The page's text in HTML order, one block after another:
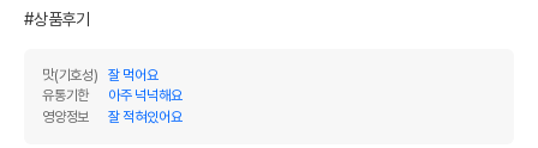
#상품후기
맛(기호성)
잘 먹어요
유통기한
아주 넉넉해요
영양정보
잘 적혀있어요